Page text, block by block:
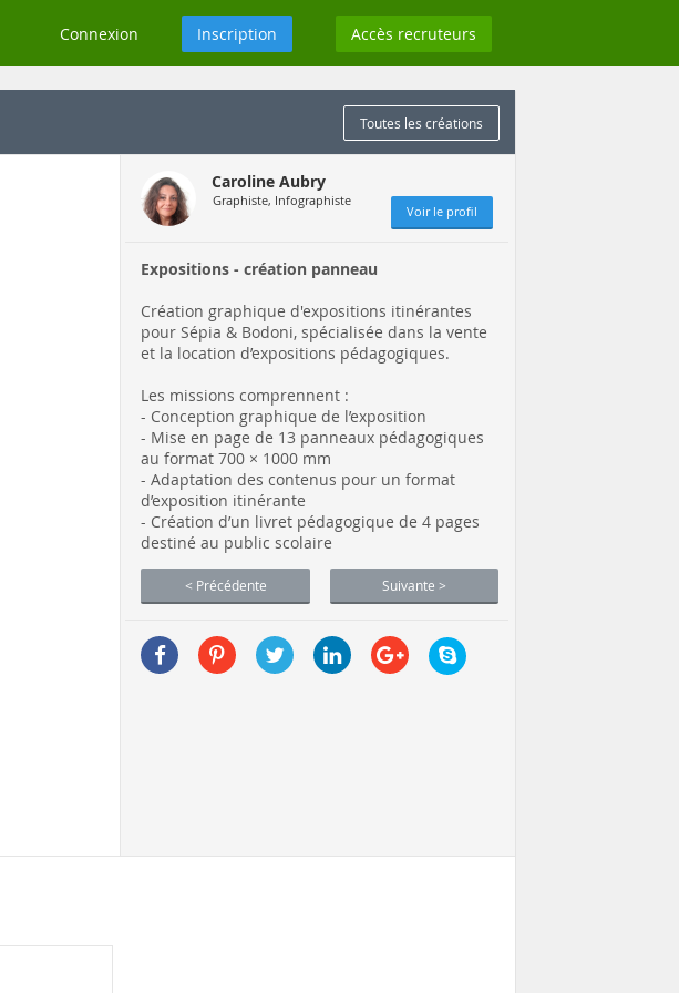
Connexion Inscription Accès recruteurs
Toutes les créations
Caroline Aubry
Graphiste, Infographiste
Voir le profil
Expositions - création panneau
Création graphique d'expositions itinérantes
pour Sépia & Bodoni, spécialisée dans la vente
et la location d’expositions pédagogiques.
Les missions comprennent :
- Conception graphique de l’exposition
- Mise en page de 13 panneaux pédagogiques
au format 700 × 1000 mm
- Adaptation des contenus pour un format
d’exposition itinérante
- Création d’un livret pédagogique de 4 pages
destiné au public scolaire
< Précédente Suivante >